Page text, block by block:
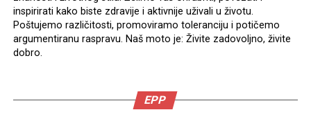
inspirirati kako biste zdravije i aktivnije uživali u životu.
Poštujemo različitosti, promoviramo toleranciju i potičemo
argumentiranu raspravu. Naš moto je: Živite zadovoljno, živite
dobro.
EPP